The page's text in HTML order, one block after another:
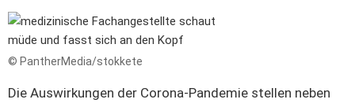
© PantherMedia/stokkete
Die Auswirkungen der Corona-Pandemie stellen neben